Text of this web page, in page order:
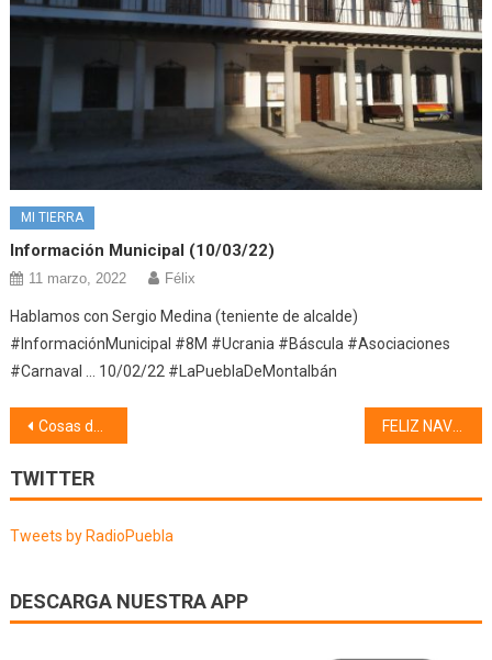
MI TIERRA
Información Municipal (10/03/22)
11 marzo, 2022 Félix
Hablamos con Sergio Medina (teniente de alcalde)
#InformaciónMunicipal #8M #Ucrania #Báscula #Asociaciones
#Carnaval … 10/02/22 #LaPueblaDeMontalbán
Navegación
de
entradas
Cosas de mi pueblo, Coplillas y Apodos (23/12/25) FELIZ NAVIDAD
TWITTER
Tweets by RadioPuebla
DESCARGA NUESTRA APP